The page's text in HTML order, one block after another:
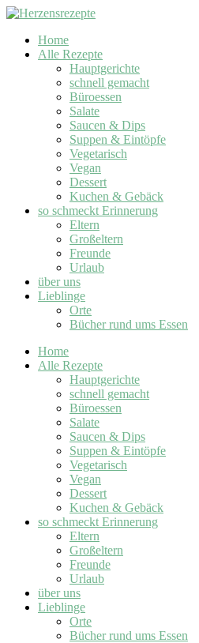
Home
Alle Rezepte
Hauptgerichte
schnell gemacht
Büroessen
Salate
Saucen & Dips
Suppen & Eintöpfe
Vegetarisch
Vegan
Dessert
Kuchen & Gebäck
so schmeckt Erinnerung
Eltern
Großeltern
Freunde
Urlaub
über uns
Lieblinge
Orte
Bücher rund ums Essen
Home
Alle Rezepte
Hauptgerichte
schnell gemacht
Büroessen
Salate
Saucen & Dips
Suppen & Eintöpfe
Vegetarisch
Vegan
Dessert
Kuchen & Gebäck
so schmeckt Erinnerung
Eltern
Großeltern
Freunde
Urlaub
über uns
Lieblinge
Orte
Bücher rund ums Essen